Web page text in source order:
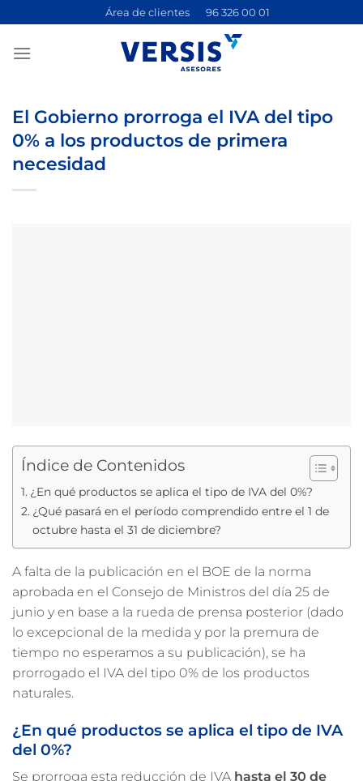
contenido
Área de clientes 96 326 00 01
El Gobierno prorroga el IVA del tipo
0% a los productos de primera
necesidad
Índice de Contenidos
¿En qué productos se aplica el tipo de IVA del 0%?
¿Qué pasará en el período comprendido entre el 1 de
octubre hasta el 31 de diciembre?
A falta de la publicación en el BOE de la norma
aprobada en el Consejo de Ministros del día 25 de
junio y en base a la rueda de prensa posterior (dado
lo excepcional de la medida y por la premura de
tiempo no esperamos a su publicación), se ha
prorrogado el IVA del tipo 0% de los productos
naturales.
¿En qué productos se aplica el tipo de IVA
del 0%?
Se prorroga esta reducción de IVA hasta el 30 de